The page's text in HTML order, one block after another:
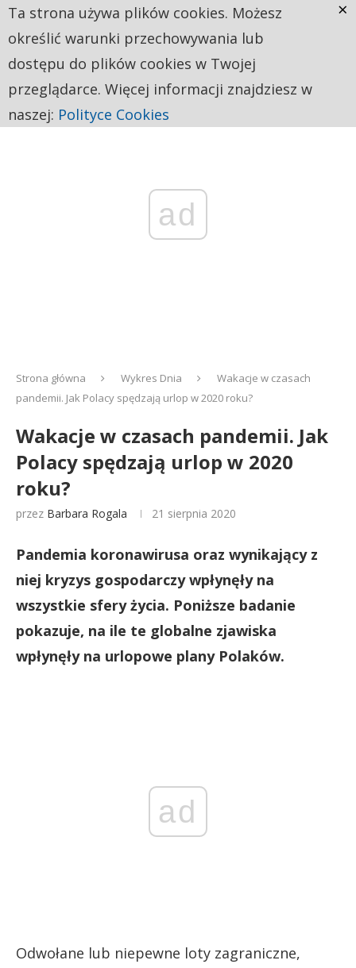
ad
Strona główna Wykres Dnia
Wakacje w czasach
pandemii. Jak Polacy spędzają urlop w 2020 roku?
Wakacje w czasach pandemii. Jak
Polacy spędzają urlop w 2020
roku?
przez Barbara Rogala 21 sierpnia 2020
Pandemia koronawirusa oraz wynikający z
niej kryzys gospodarczy wpłynęły na
wszystkie sfery życia. Poniższe badanie
pokazuje, na ile te globalne zjawiska
wpłynęły na urlopowe plany Polaków.
ad
Odwołane lub niepewne loty zagraniczne,
Ta strona używa plików cookies. Możesz
określić warunki przechowywania lub
dostępu do plików cookies w Twojej
przeglądarce. Więcej informacji znajdziesz w
naszej: Polityce Cookies
×